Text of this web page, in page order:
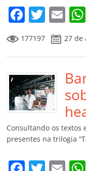
F
a
c
e
b
o
o
k
T
w
itt
er
E
m
ai
l
177197 27 de
Consultando os textos
presentes na trilogia